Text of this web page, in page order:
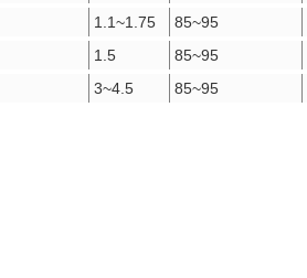
1.1~1.75 85~95
1.5 85~95
3~4.5 85~95